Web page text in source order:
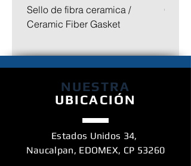
Sello de fibra ceramica /
Ceramic Fiber Gasket
NUESTRA
UBICACIÓN
Estados Unidos 34,
Naucalpan, EDOMEX, CP 53260